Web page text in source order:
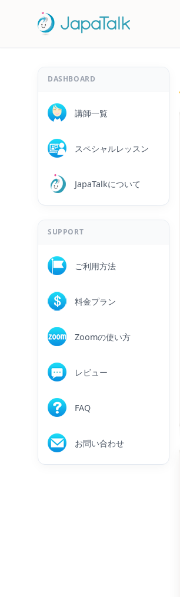
DASHBOARD
講師一覧
スペシャルレッスン
JapaTalkについて
SUPPORT
ご利用方法
料金プラン
Zoomの使い方
レビュー
FAQ
お問い合わせ